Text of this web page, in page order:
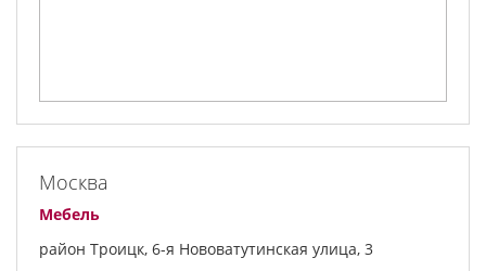
Москва
Мебель
район Троицк, 6-я Нововатутинская улица, 3